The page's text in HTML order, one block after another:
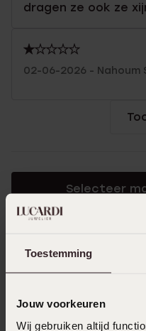
Toestemming
Jouw voorkeuren
Wij gebruiken altijd
dragen ze ook ze
02-06-2026 - Nahoum
Selecteer